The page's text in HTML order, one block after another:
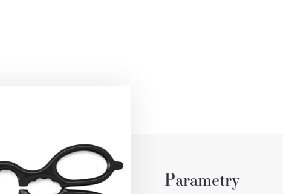
Parametry